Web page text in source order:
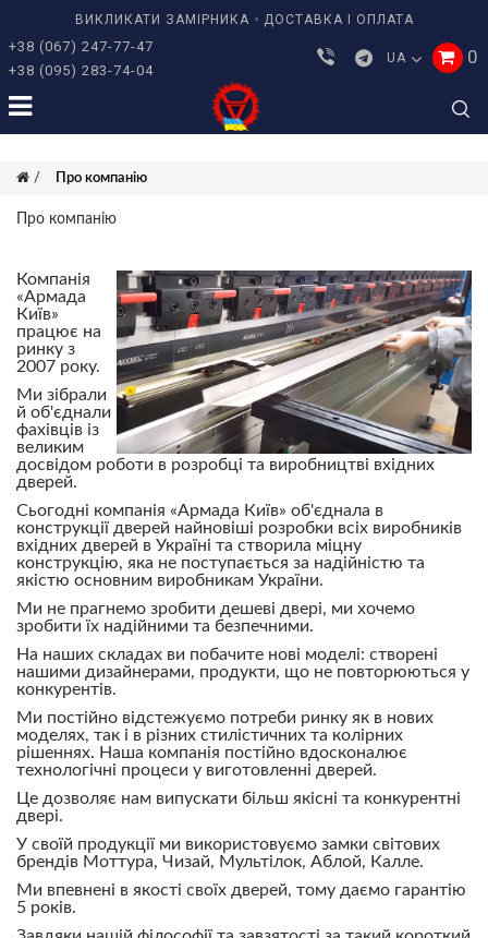
ВИКЛИКАТИ ЗАМІРНИКА ДОСТАВКА І ОПЛАТА
+38 (067) 247-77-47
+38 (095) 283-74-04
UA 0
Про компанію
Про компанію
Компанія
«Армада
Київ»
працює на
ринку з
2007 року.
Ми зібрали
й об'єднали
фахівців із
великим
досвідом роботи в розробці та виробництві вхідних
дверей.
Сьогодні компанія «Армада Київ» об'єднала в
конструкції дверей найновіші розробки всіх виробників
вхідних дверей в Україні та створила міцну
конструкцію, яка не поступається за надійністю та
якістю основним виробникам України.
Ми не прагнемо зробити дешеві двері, ми хочемо
зробити їх надійними та безпечними.
На наших складах ви побачите нові моделі: створені
нашими дизайнерами, продукти, що не повторюються у
конкурентів.
Ми постійно відстежуємо потреби ринку як в нових
моделях, так і в різних стилістичних та колірних
рішеннях. Наша компанія постійно вдосконалює
технологічні процеси у виготовленні дверей.
Це дозволяє нам випускати більш якісні та конкурентні
двері.
У своїй продукції ми використовуємо замки світових
брендів Моттура, Чизай, Мультілок, Аблой, Калле.
Ми впевнені в якості своїх дверей, тому даємо гарантію
5 років.